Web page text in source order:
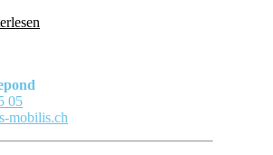
05
mobilis.ch